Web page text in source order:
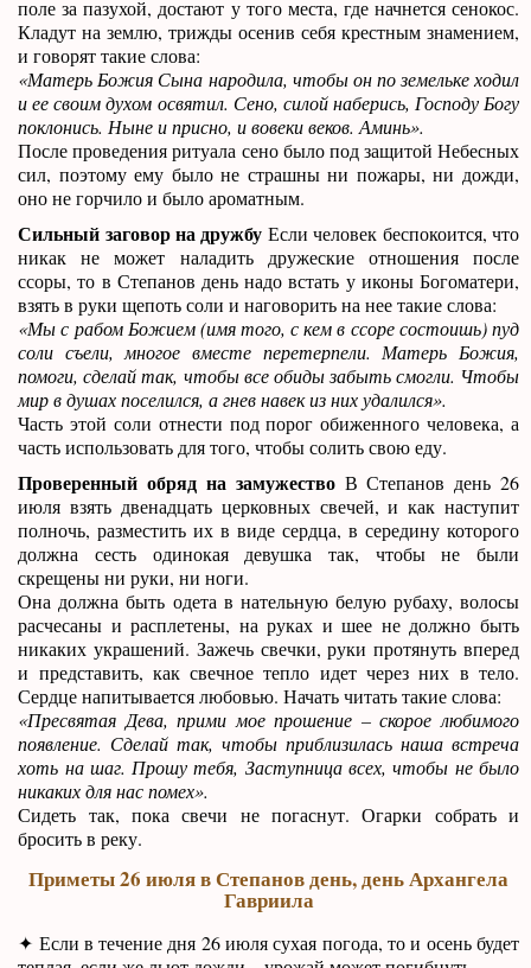
поле за пазухой, достают у того места, где начнется сенокос.
Кладут на землю, трижды осенив себя крестным знамением,
и говорят такие слова:
«Матерь Божия Сына народила, чтобы он по земельке ходил
и ее своим духом освятил. Сено, силой наберись, Господу Богу
поклонись. Ныне и присно, и вовеки веков. Аминь».
После проведения ритуала сено было под защитой Небесных
сил, поэтому ему было не страшны ни пожары, ни дожди,
оно не горчило и было ароматным.
Сильный заговор на дружбу Если человек беспокоится, что
никак не может наладить дружеские отношения после
ссоры, то в Степанов день надо встать у иконы Богоматери,
взять в руки щепоть соли и наговорить на нее такие слова:
«Мы с рабом Божием (имя того, с кем в ссоре состоишь) пуд
соли съели, многое вместе перетерпели. Матерь Божия,
помоги, сделай так, чтобы все обиды забыть смогли. Чтобы
мир в душах поселился, а гнев навек из них удалился».
Часть этой соли отнести под порог обиженного человека, а
часть использовать для того, чтобы солить свою еду.
Проверенный обряд на замужествоВ Степанов день 26
июля взять двенадцать церковных свечей, и как наступит
полночь, разместить их в виде сердца, в середину которого
должна сесть одинокая девушка так, чтобы не были
скрещены ни руки, ни ноги.
Она должна быть одета в нательную белую рубаху, волосы
расчесаны и расплетены, на руках и шее не должно быть
никаких украшений. Зажечь свечки, руки протянуть вперед
и представить, как свечное тепло идет через них в тело.
Сердце напитывается любовью. Начать читать такие слова:
«Пресвятая Дева, прими мое прошение – скорое любимого
появление. Сделай так, чтобы приблизилась наша встреча
хоть на шаг. Прошу тебя, Заступница всех, чтобы не было
никаких для нас помех».
Сидеть так, пока свечи не погаснут. Огарки собрать и
бросить в реку.
Приметы 26 июля в Степанов день, день Архангела
Гавриила
✦ Если в течение дня 26 июля сухая погода, то и осень будет